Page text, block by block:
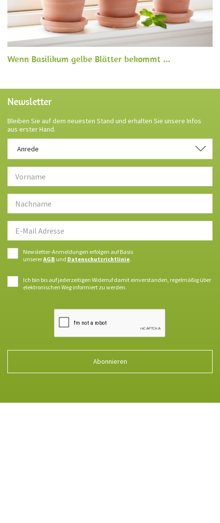
Wenn Basilikum gelbe Blätter bekommt ...
Newsletter
Bleiben Sie auf dem neuesten Stand und erhalten Sie unsere Infos
aus erster Hand.
Anrede
Anrede
Newsletter-Anmeldungen erfolgen auf Basis
unsererAGB und Datenschutzrichtlinie.
Ich bin bis auf jederzeitigen Widerruf damit einverstanden, regelmäßig über
elektronischen Weg informiert zu werden.
Abonnieren